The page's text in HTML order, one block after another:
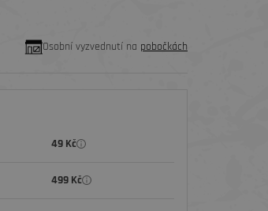
Osobní vyzvednutí na pobočkách
49 Kč
499 Kč